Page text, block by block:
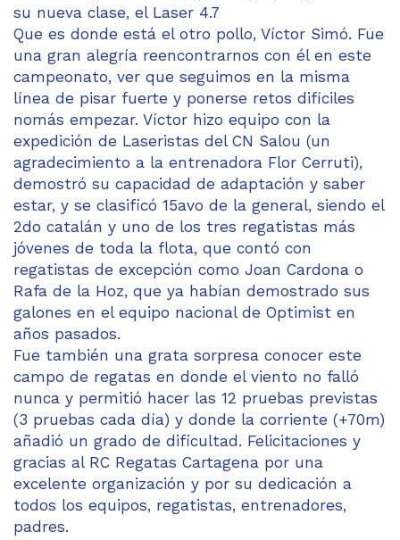
su nueva clase, el Laser 4.7
Que es donde está el otro pollo, Víctor Simó. Fue
una gran alegría reencontrarnos con él en este
campeonato, ver que seguimos en la misma
línea de pisar fuerte y ponerse retos difíciles
nomás empezar. Víctor hizo equipo con la
expedición de Laseristas del CN Salou (un
agradecimiento a la entrenadora Flor Cerruti),
demostró su capacidad de adaptación y saber
estar, y se clasificó 15avo de la general, siendo el
2do catalán y uno de los tres regatistas más
jóvenes de toda la flota, que contó con
regatistas de excepción como Joan Cardona o
Rafa de la Hoz, que ya habían demostrado sus
galones en el equipo nacional de Optimist en
años pasados.
Fue también una grata sorpresa conocer este
campo de regatas en donde el viento no falló
nunca y permitió hacer las 12 pruebas previstas
(3 pruebas cada día) y donde la corriente (+70m)
añadió un grado de dificultad. Felicitaciones y
gracias al RC Regatas Cartagena por una
excelente organización y por su dedicación a
todos los equipos, regatistas, entrenadores,
padres.